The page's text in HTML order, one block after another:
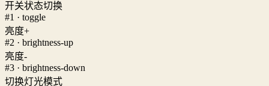
开关状态切换
#1 · toggle
亮度+
#2 · brightness-up
亮度-
#3 · brightness-down
切换灯光模式